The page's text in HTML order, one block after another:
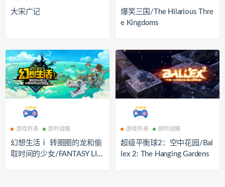
大宋广记
爆笑三国/The Hilarious Thre
e Kingdoms
游戏列表 即时战略
幻想生活ｉ 转圈圈的龙和偷
取时间的少女/FANTASY LIF
游戏列表 即时战略
超级平衡球2：空中花园/Bal
lex 2: The Hanging Gardens